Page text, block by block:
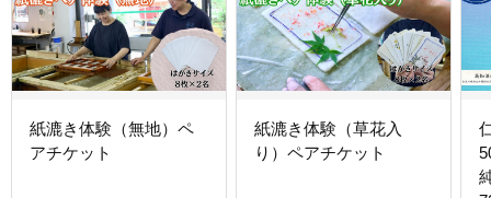
紙漉き体験（無地）ペ
アチケット
紙漉き体験（草花入
り）ペアチケット